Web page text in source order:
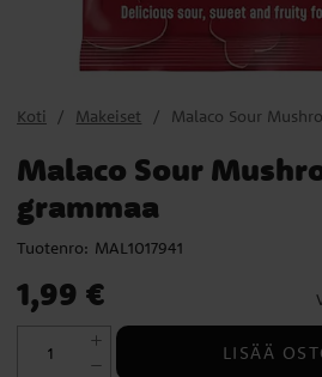
Koti Makeiset Malaco Sour
Malaco Sour
grammaa
Tuotenro: MAL1017941
Hinta:1,99 €
1,99 €
LISÄÄ